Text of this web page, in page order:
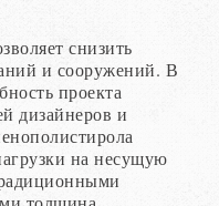
снизить
и сооружений. В
проекта
дизайнеров и
на несущую